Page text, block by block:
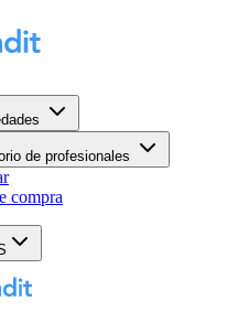
de profesionales
compra